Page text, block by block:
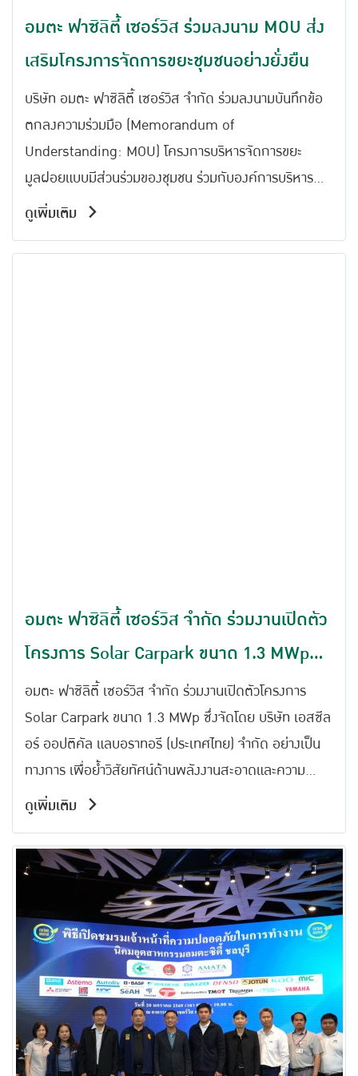
อมตะ ฟาซิลิตี้ เซอร์วิส ร่วมลงนาม MOU ส่ง
เสริมโครงการจัดการขยะชุมชนอย่างยั่งยืน
บริษัท อมตะ ฟาซิลิตี้ เซอร์วิส จำกัด ร่วมลงนามบันทึกข้อ
ตกลงความร่วมมือ (Memorandum of
Understanding: MOU) โครงการบริหารจัดการขยะ
มูลฝอยแบบมีส่วนร่วมของชุมชน ร่วมกับองค์การบริหาร
ส่วนตำบลพานทองหนองกะขะ โรงเรียนวัดบ้านงิ้ว กำนัน
โบต้า คอร์ปอเรชั่น จำกัด เพื่อร่วมกันพัฒนาการจัดการขยะ
ดูเพิ่มเติม
อมตะ ฟาซิลิตี้ เซอร์วิส จํากัด ร่วมงานเปิดตัว
โครงการ Solar Carpark ขนาด 1.3 MWp
เดินหน้าพลังงานสะอาด โดย เอสซีลอร์
ออปติคัล แลบอราทอรี (ประเทศไทย) อย่าง
เป็นทางการ
อมตะ ฟาซิลิตี้ เซอร์วิส จํากัด ร่วมงานเปิดตัวโครงการ
Solar Carpark ขนาด 1.3 MWp ซึ่งจัดโดย บริษัท เอสซีล
อร์ ออปติคัล แลบอราทอรี (ประเทศไทย) จำกัด อย่างเป็น
ทางการ เพื่อย้ำวิสัยทัศน์ด้านพลังงานสะอาดและความ
ยั่งยืนระยะยาว
ดูเพิ่มเติม